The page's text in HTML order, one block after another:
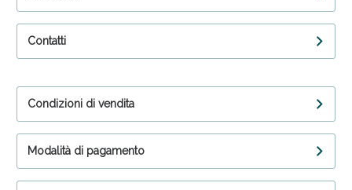
Contatti
Condizioni di vendita
Modalità di pagamento